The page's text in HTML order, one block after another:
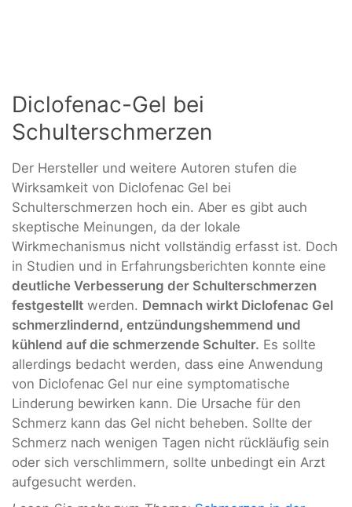
Diclofenac-Gel bei
Schulterschmerzen
Der Hersteller und weitere Autoren stufen die
Wirksamkeit von Diclofenac Gel bei
Schulterschmerzen hoch ein. Aber es gibt auch
skeptische Meinungen, da der lokale
Wirkmechanismus nicht vollständig erfasst ist. Doch
in Studien und in Erfahrungsberichten konnte eine
deutliche Verbesserung der Schulterschmerzen
festgestellt werden. Demnach wirkt Diclofenac Gel
schmerzlindernd, entzündungshemmend und
kühlend auf die schmerzende Schulter. Es sollte
allerdings bedacht werden, dass eine Anwendung
von Diclofenac Gel nur eine symptomatische
Linderung bewirken kann. Die Ursache für den
Schmerz kann das Gel nicht beheben. Sollte der
Schmerz nach wenigen Tagen nicht rückläufig sein
oder sich verschlimmern, sollte unbedingt ein Arzt
aufgesucht werden.